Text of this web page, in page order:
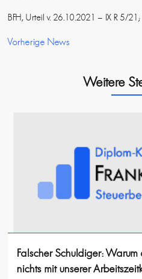
BFH, Urteil v. 26.10.2021 – IX R 5/
Vorherige News
Weitere
Falscher Schuldiger:
nichts mit unserer